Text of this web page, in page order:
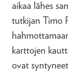
aikaa lähes
tutkijan Timo
karttojen
ovat